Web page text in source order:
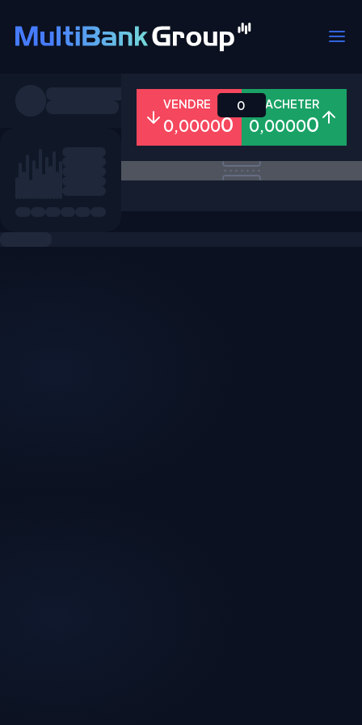
Tous Forex Métaux Actions
VENDRE
0,00000
ACHETER
0,00000
0